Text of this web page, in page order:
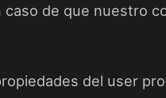
caso de que nuestro
del user